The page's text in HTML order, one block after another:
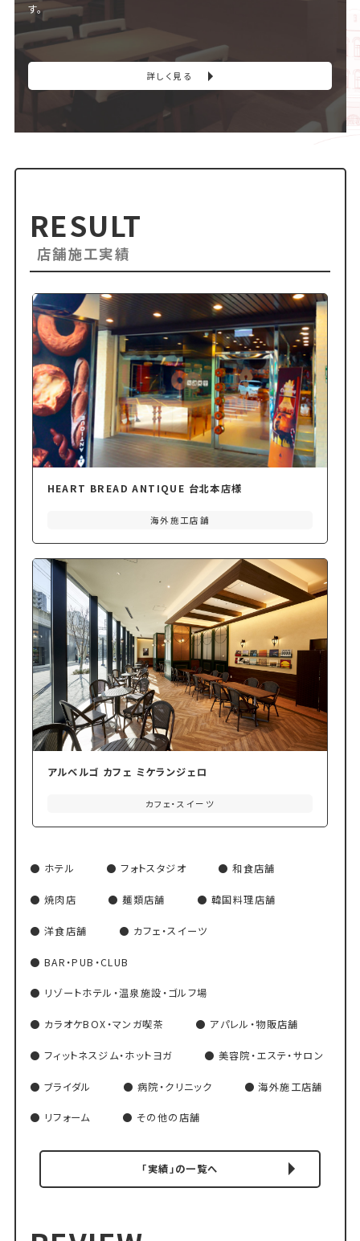
す。
詳しく見る
RESULT
店舗施工実績
HEART BREAD ANTIQUE 台北本店様
海外施工店舗
アルベルゴ カフェ ミケランジェロ
カフェ・スイーツ
ホテル フォトスタジオ 和食店舗
焼肉店 麺類店舗 韓国料理店舗
洋食店舗 カフェ・スイーツ
BAR・PUB・CLUB
リゾートホテル・温泉施設・ゴルフ場
カラオケBOX・マンガ喫茶 アパレル・物販店舗
フィットネスジム・ホットヨガ 美容院・エステ・サロン
ブライダル 病院・クリニック 海外施工店舗
リフォーム その他の店舗
「実績」の一覧へ